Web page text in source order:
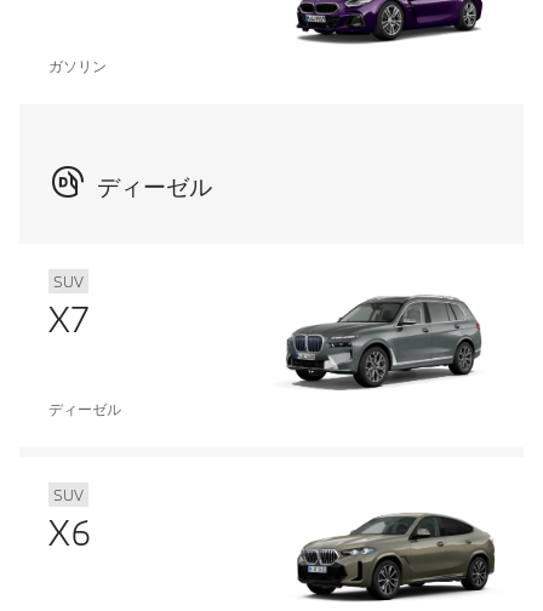
ガソリン
ディーゼル
SUV
X7
ディーゼル
SUV
X6